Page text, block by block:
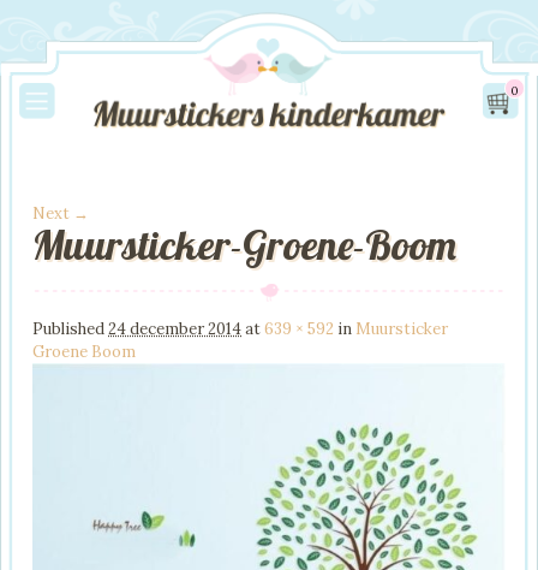
0
Image navigation
Next →
Muursticker-Groene-Boom
Published24 december 2014at639 × 592 in Muursticker
Groene Boom